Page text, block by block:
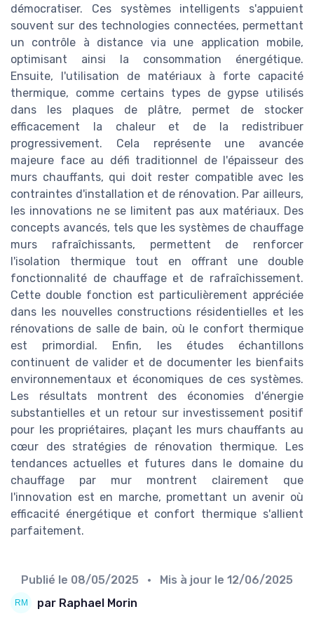
démocratiser. Ces systèmes intelligents s'appuient
souvent sur des technologies connectées, permettant
un contrôle à distance via une application mobile,
optimisant ainsi la consommation énergétique.
Ensuite, l'utilisation de matériaux à forte capacité
thermique, comme certains types de gypse utilisés
dans les plaques de plâtre, permet de stocker
efficacement la chaleur et de la redistribuer
progressivement. Cela représente une avancée
majeure face au défi traditionnel de l'épaisseur des
murs chauffants, qui doit rester compatible avec les
contraintes d'installation et de rénovation. Par ailleurs,
les innovations ne se limitent pas aux matériaux. Des
concepts avancés, tels que les systèmes de chauffage
murs rafraîchissants, permettent de renforcer
l'isolation thermique tout en offrant une double
fonctionnalité de chauffage et de rafraîchissement.
Cette double fonction est particulièrement appréciée
dans les nouvelles constructions résidentielles et les
rénovations de salle de bain, où le confort thermique
est primordial. Enfin, les études échantillons
continuent de valider et de documenter les bienfaits
environnementaux et économiques de ces systèmes.
Les résultats montrent des économies d'énergie
substantielles et un retour sur investissement positif
pour les propriétaires, plaçant les murs chauffants au
cœur des stratégies de rénovation thermique. Les
tendances actuelles et futures dans le domaine du
chauffage par mur montrent clairement que
l'innovation est en marche, promettant un avenir où
efficacité énergétique et confort thermique s'allient
parfaitement.
Publié le 08/05/2025 • Mis à jour le 12/06/2025
par Raphael Morin